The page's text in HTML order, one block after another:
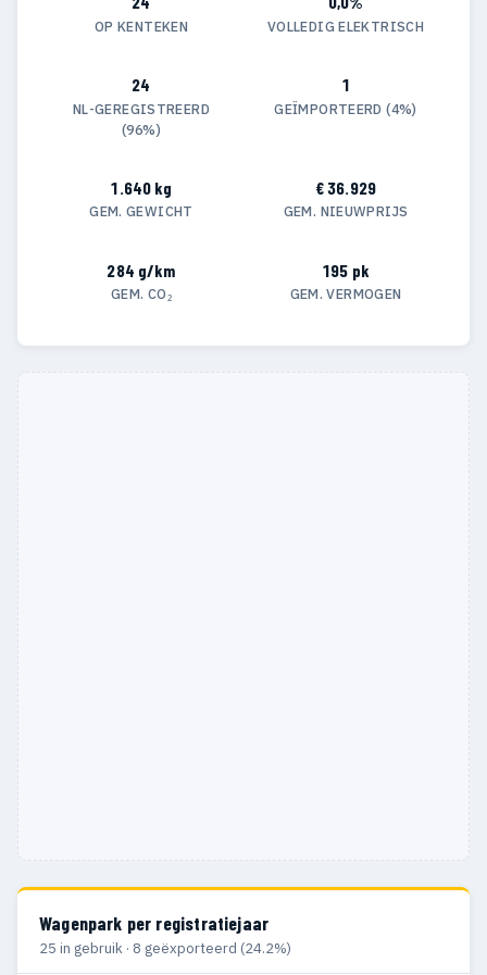
OP KENTEKEN VOLLEDIG ELEKTRISCH
24
NL-GEREGISTREERD
(96%)
1
GEÏMPORTEERD (4%)
1.640 kg
GEM. GEWICHT
€ 36.929
GEM. NIEUWPRIJS
284 g/km
GEM. CO₂
195 pk
GEM. VERMOGEN
Wagenpark per registratiejaar
25 in gebruik · 8 geëxporteerd (24.2%)